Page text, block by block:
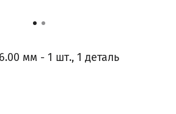
мм - 1 шт., 1 деталь